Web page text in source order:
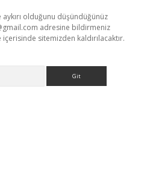
olduğunu düşündüğünüz
adresine bildirmeniz
sitemizden kaldırılacaktır.